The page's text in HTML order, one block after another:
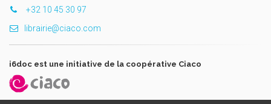
+32 10 45 30 97
librairie@ciaco.com
i6doc est une initiative de la coopérative Ciaco